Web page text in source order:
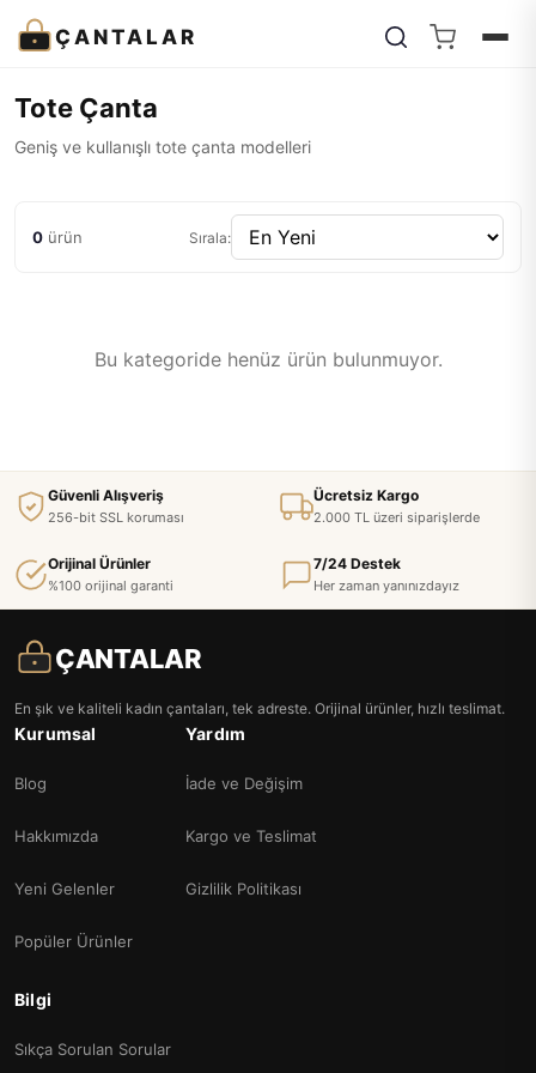
ÇANTALAR
Tote Çanta
Geniş ve kullanışlı tote çanta modelleri
0 ürün Sırala:
Bu kategoride henüz ürün bulunmuyor.
Güvenli Alışveriş
256-bit SSL koruması
Ücretsiz Kargo
2.000 TL üzeri siparişlerde
Orijinal Ürünler
%100 orijinal garanti
7/24 Destek
Her zaman yanınızdayız
ÇANTALAR
En şık ve kaliteli kadın çantaları, tek adreste. Orijinal ürünler, hızlı teslimat.
Kurumsal
Blog
Hakkımızda
Yeni Gelenler
Popüler Ürünler
Yardım
İade ve Değişim
Kargo ve Teslimat
Gizlilik Politikası
Bilgi
Sıkça Sorulan Sorular